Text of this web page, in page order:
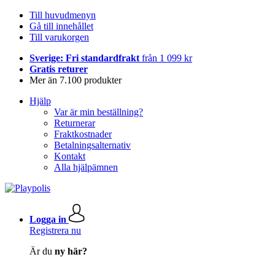
Till huvudmenyn
Gå till innehållet
Till varukorgen
Sverige: Fri standardfrakt från 1 099 kr
Gratis returer
Mer än 7.100 produkter
Hjälp
Var är min beställning?
Returnerar
Fraktkostnader
Betalningsalternativ
Kontakt
Alla hjälpämnen
Logga in
Registrera nu
Är du ny här?